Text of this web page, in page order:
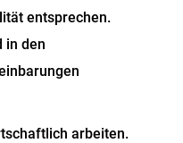
entsprechen.
in den
arbeiten.